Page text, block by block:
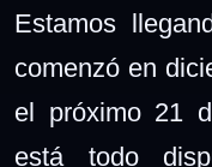
Estamos
comenzó en
el próximo 21
está todo